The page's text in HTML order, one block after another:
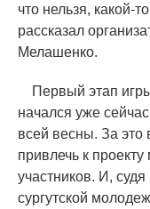
что нельзя, какой-
рассказал
Мелашенко.
Первый этап
начался уже
всей весны. За это
привлечь к
участников. И,
сургутской